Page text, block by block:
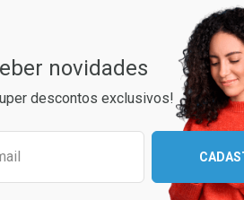
novidades
descontos exclusivos!
abaixo para receber